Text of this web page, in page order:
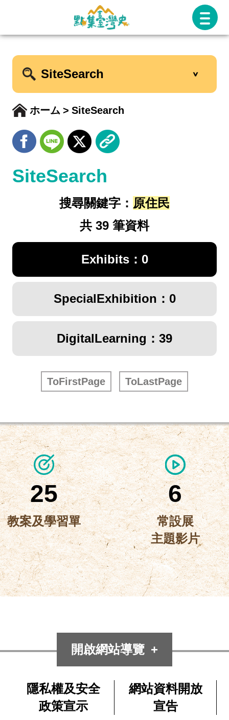
SiteSearch
ホーム SiteSearch
SiteSearch
搜尋關鍵字： 原住民
共 39 筆資料
Exhibits：0
SpecialExhibition：0
DigitalLearning：39
ToFirstPage ToLastPage
25
教案及學習單
6
常設展
主題影片
開啟網站導覽
隱私權及安全
政策宣示
網站資料開放
宣告